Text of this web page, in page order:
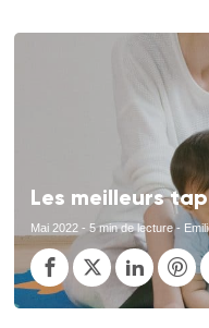
Les meilleurs
Mai 2022 - 5 min de lecture -